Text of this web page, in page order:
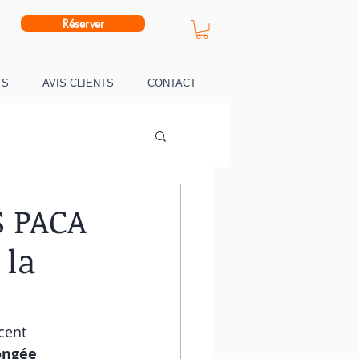
Réserver
AVIS CLIENTS CONTACT